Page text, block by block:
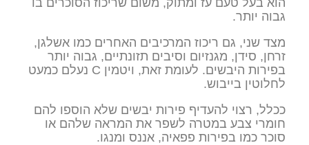
גבוה יותר.
מצד שני, גם ריכוז המרכיבים האחרים כמו אשלגן,
זרחן, סידן, מגנזיום וסיבים תזונתיים, גבוה יותר
בפירות היבשים. לעומת זאת, ויטמין C נעלם כמעט
לחלוטין בייבוש.
ככלל, רצוי להעדיף פירות יבשים שלא הוספו להם
חומרי צבע במטרה לשפר את המראה שלהם או
סוכר כמו בפירות פפאיה, אננס ומנגו.